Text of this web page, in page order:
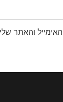
והאתר